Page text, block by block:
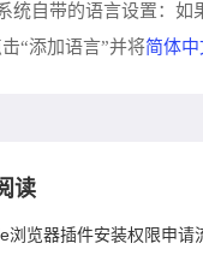
统自带的语言设置：如
“添加语言”并将简体
读
浏览器插件安装权限申请